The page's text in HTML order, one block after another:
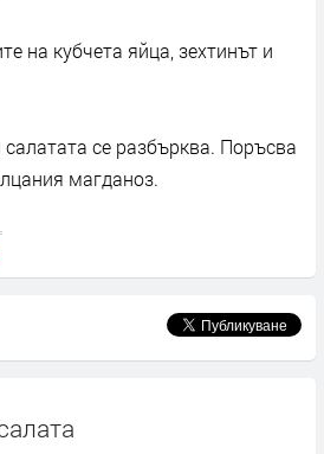
на кубчета яйца, зехтинът и
се разбърква. Поръсва
магданоз.